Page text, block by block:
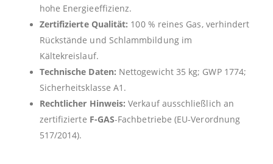
hohe Energieeffizienz.
Zertifizierte Qualität: 100 % reines Gas, verhindert
Rückstände und Schlammbildung im
Kältekreislauf.
Technische Daten: Nettogewicht 35 kg; GWP 1774;
Sicherheitsklasse A1.
Rechtlicher Hinweis: Verkauf ausschließlich an
zertifizierte F-GAS-Fachbetriebe (EU-Verordnung
517/2014).